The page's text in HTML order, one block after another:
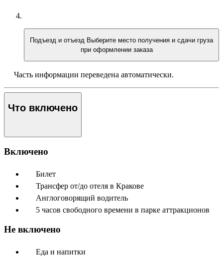
Подъезд и отъезд Выберите место получения и сдачи груза
при оформлении заказа
Часть информации переведена автоматически.
Что включено
Включено
Билет
Трансфер от/до отеля в Кракове
Англоговорящий водитель
5 часов свободного времени в парке аттракционов
Не включено
Еда и напитки